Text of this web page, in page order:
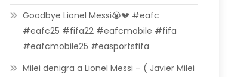
Goodbye Lionel Messi😭💔 #eafc
#eafc25 #fifa22 #eafcmobile #fifa
#eafcmobile25 #easportsfifa
Milei denigra a Lionel Messi – ( Javier Milei